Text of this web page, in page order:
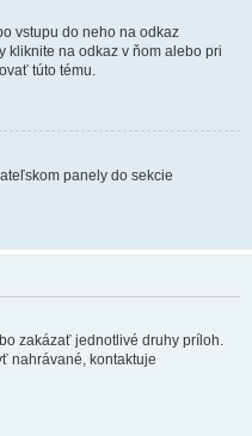
vstupu do neho na odkaz
kliknite na odkaz v ňom alebo pri
túto tému.
panely do sekcie
zakázať jednotlivé druhy príloh.
nahrávané, kontaktuje